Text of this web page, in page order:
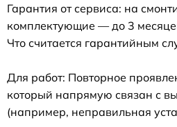
Гарантия от сервиса: на
комплектующие — до 3
Что считается гарантийным
Для работ: Повторное
который напрямую связан с
(например, неправильная